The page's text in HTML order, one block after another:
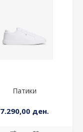
Патики
7.290,00 ден.